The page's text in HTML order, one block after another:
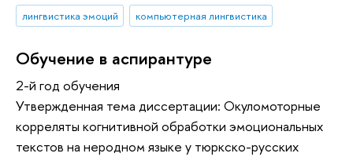
лингвистика эмоций
компьютерная лингвистика
Обучение в аспирантуре
2-й год обучения
Утвержденная тема диссертации: Окуломоторные
корреляты когнитивной обработки эмоциональных
текстов на неродном языке у тюркско-русских